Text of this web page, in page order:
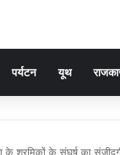
पर्यटन यूथ
के श्रमिकों के संघर्ष का